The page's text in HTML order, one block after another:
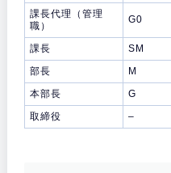
課長代理（管理
職）
G0
課長 SM
部長
M
本部長
G
取締役
–